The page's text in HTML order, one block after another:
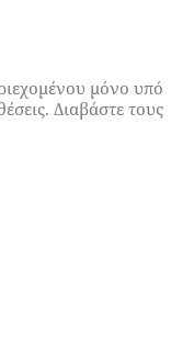
μόνο υπό
Διαβάστε τους